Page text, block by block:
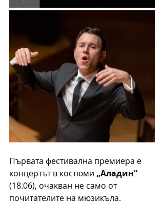
Първата фестивална премиера е
концертът в костюми „Аладин“
(18.06), очакван не само от
почитателите на мюзикъла.